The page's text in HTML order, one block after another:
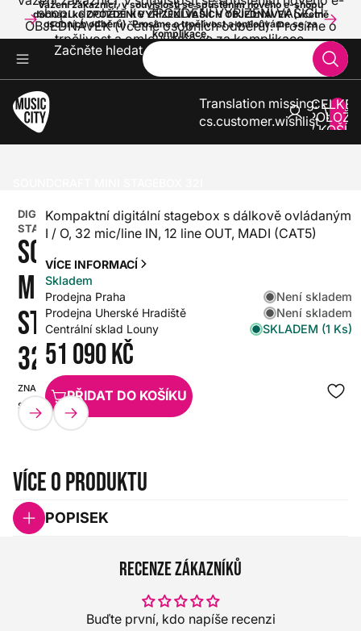
Vážení zákazníci, v souvislosti se spuštěním nového e-shopu
dochází ke ZPOŽDĚNÍ VYŘÍZENÍ VAŠICH OBJEDNÁVEK (včetně
osobních odběrů). Prosíme o trpělivost a omlouváme se za
komplikace.
shopu dochází ke ZPOŽDĚNÍ VYŘÍZENÍ VAŠICH
OBJEDNÁVEK (včetně osobních odběrů). Prosíme o
trpělivost a omlouváme se za komplikace.
Začněte hledat
Translation missing:
cs.customer.wishlist
V
0
DIGITÁLNÍ
STAGEBOXY
SOUNDCRAFT
MINI
STAGEBOX
32I
ZNAČKA:
SOUNDCRAFT
SKU:
HX0000000082882
Kompaktní digitální stagebox s dálkově ovládaným
I / O, 32 mic/line IN, 12 line OUT, MADI (CAT5)
VÍCE INFORMACÍ
Skladem
Prodejna Praha
Není skladem
Prodejna Uherské Hradiště
Není skladem
Centrální sklad Louny
SKLADEM (1 Ks)
51 090 Kč
PŘIDAT DO KOŠÍKU
Více o produktu
POPISEK
Recenze zákazníků
Buďte první, kdo napíše recenzi